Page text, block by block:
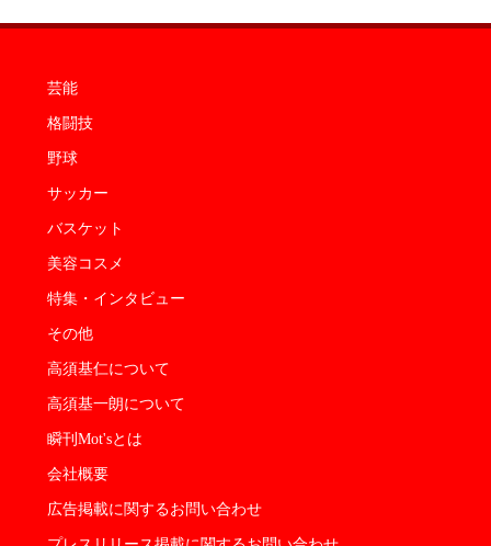
芸能
格闘技
野球
サッカー
バスケット
美容コスメ
特集・インタビュー
その他
高須基仁について
高須基一朗について
瞬刊Mot'sとは
会社概要
広告掲載に関するお問い合わせ